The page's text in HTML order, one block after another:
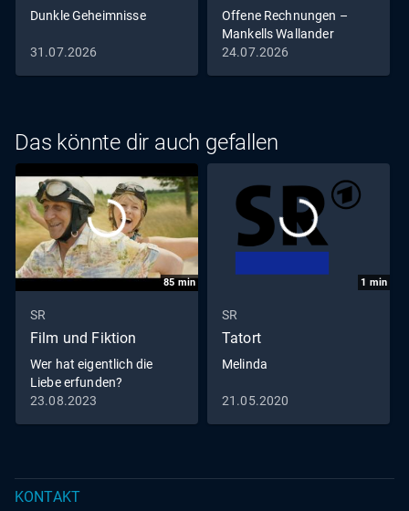
Dunkle Geheimnisse
31.07.2026
Offene Rechnungen –
Mankells Wallander
24.07.2026
Das könnte dir auch gefallen
85min
SR
Film und Fiktion
Wer hat eigentlich die
Liebe erfunden?
23.08.2023
1 min
SR
Tatort
Melinda
21.05.2020
KONTAKT